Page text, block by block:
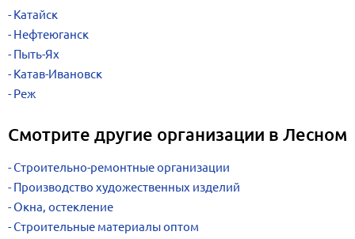
Катайск
Нефтеюганск
Пыть-Ях
Катав-Ивановск
Реж
Смотрите другие организации в Лесном
Строительно-ремонтные организации
Производство художественных изделий
Окна, остекление
Строительные материалы оптом